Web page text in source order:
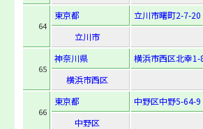
64
東京都
立川市曙町2-7-20
立川市
65
神奈川県
横浜市西区北幸1-
横浜市西区
66
東京都
中野区中野5-64-9
中野区